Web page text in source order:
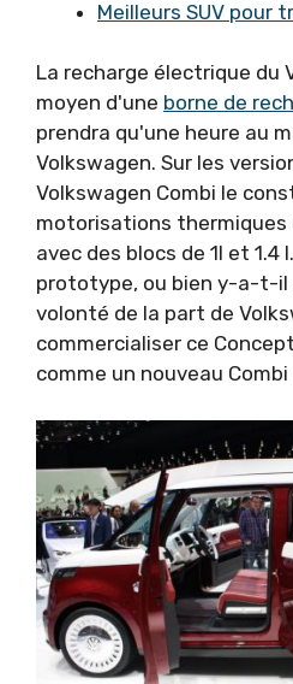
Meilleurs SUV pour
La recharge électrique du
moyen d'une borne de
prendra qu'une heure au
Volkswagen. Sur les
Volkswagen Combi le
motorisations thermiques
avec des blocs de 1l et
prototype, ou bien y-a-t-il
volonté de la part de
commercialiser ce
comme un nouveau Combi